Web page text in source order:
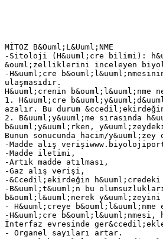
MİTOZ B&Ouml;L&Uuml;NME
-Sitoloji (H&uuml;cre bilimi):
&ouml;zelliklerini inceleyen
-H&uuml;cre
ulaşmasıdır.
H&uuml;crenin b&ouml;l&uuml;nme
1. H&uuml;cre
azalır. Bu durum
2. B&uuml;y&uuml;me sırasında
b&uuml;y&uuml;rken,
Bunun sonucunda hacim/
-Madde alış
-Madde iletimi,
-Artık madde atılması,
-Gaz alış verişi,
-&Ccedil;ekirdeğin
-B&uuml;t&uuml;n bu
b&ouml;l&uuml;nerek
- H&uuml;creye
-H&uuml;cre
İnterfaz evresinde
- Organel sayıları artar.